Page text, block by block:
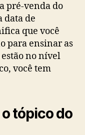
pré-venda do
data de
que você
para ensinar as
estão no nível
você tem
tópico do